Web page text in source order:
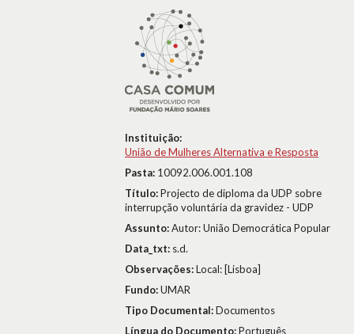
Instituição:
União de Mulheres Alternativa e Resposta
Pasta: 10092.006.001.108
Título:Projecto de diploma da UDP sobre
interrupção voluntária da gravidez - UDP
Assunto:Autor: União Democrática Popular
Data_txt: s.d.
Observações:Local: [Lisboa]
Fundo:UMAR
Tipo Documental:Documentos
Língua do Documento:Português